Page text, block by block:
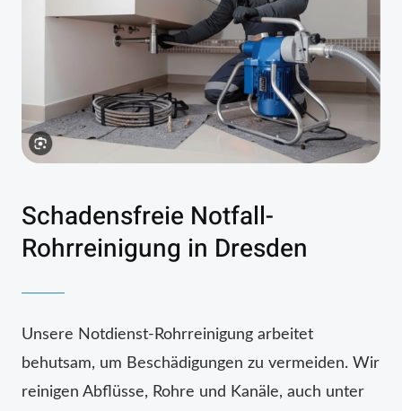
Schadensfreie Notfall-
Rohrreinigung in Dresden
Unsere Notdienst-Rohrreinigung arbeitet
behutsam, um Beschädigungen zu vermeiden. Wir
reinigen Abflüsse, Rohre und Kanäle, auch unter